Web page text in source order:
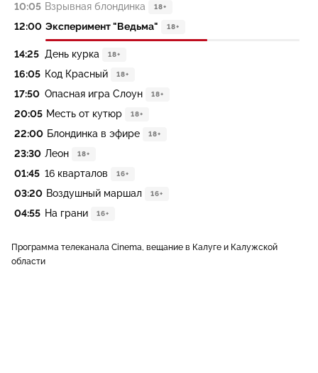
10:05 Взрывная блондинка 18+
12:00 Эксперимент "Ведьма" 18+
14:25 День курка 18+
16:05 Код Красный 18+
17:50 Опасная игра Слоун 18+
20:05 Месть от кутюр 18+
22:00 Блондинка в эфире 18+
23:30 Леон 18+
01:45 16 кварталов 16+
03:20 Воздушный маршал 16+
04:55 На грани 16+
Программа телеканала Cinema, вещание в Калуге и Калужской
области